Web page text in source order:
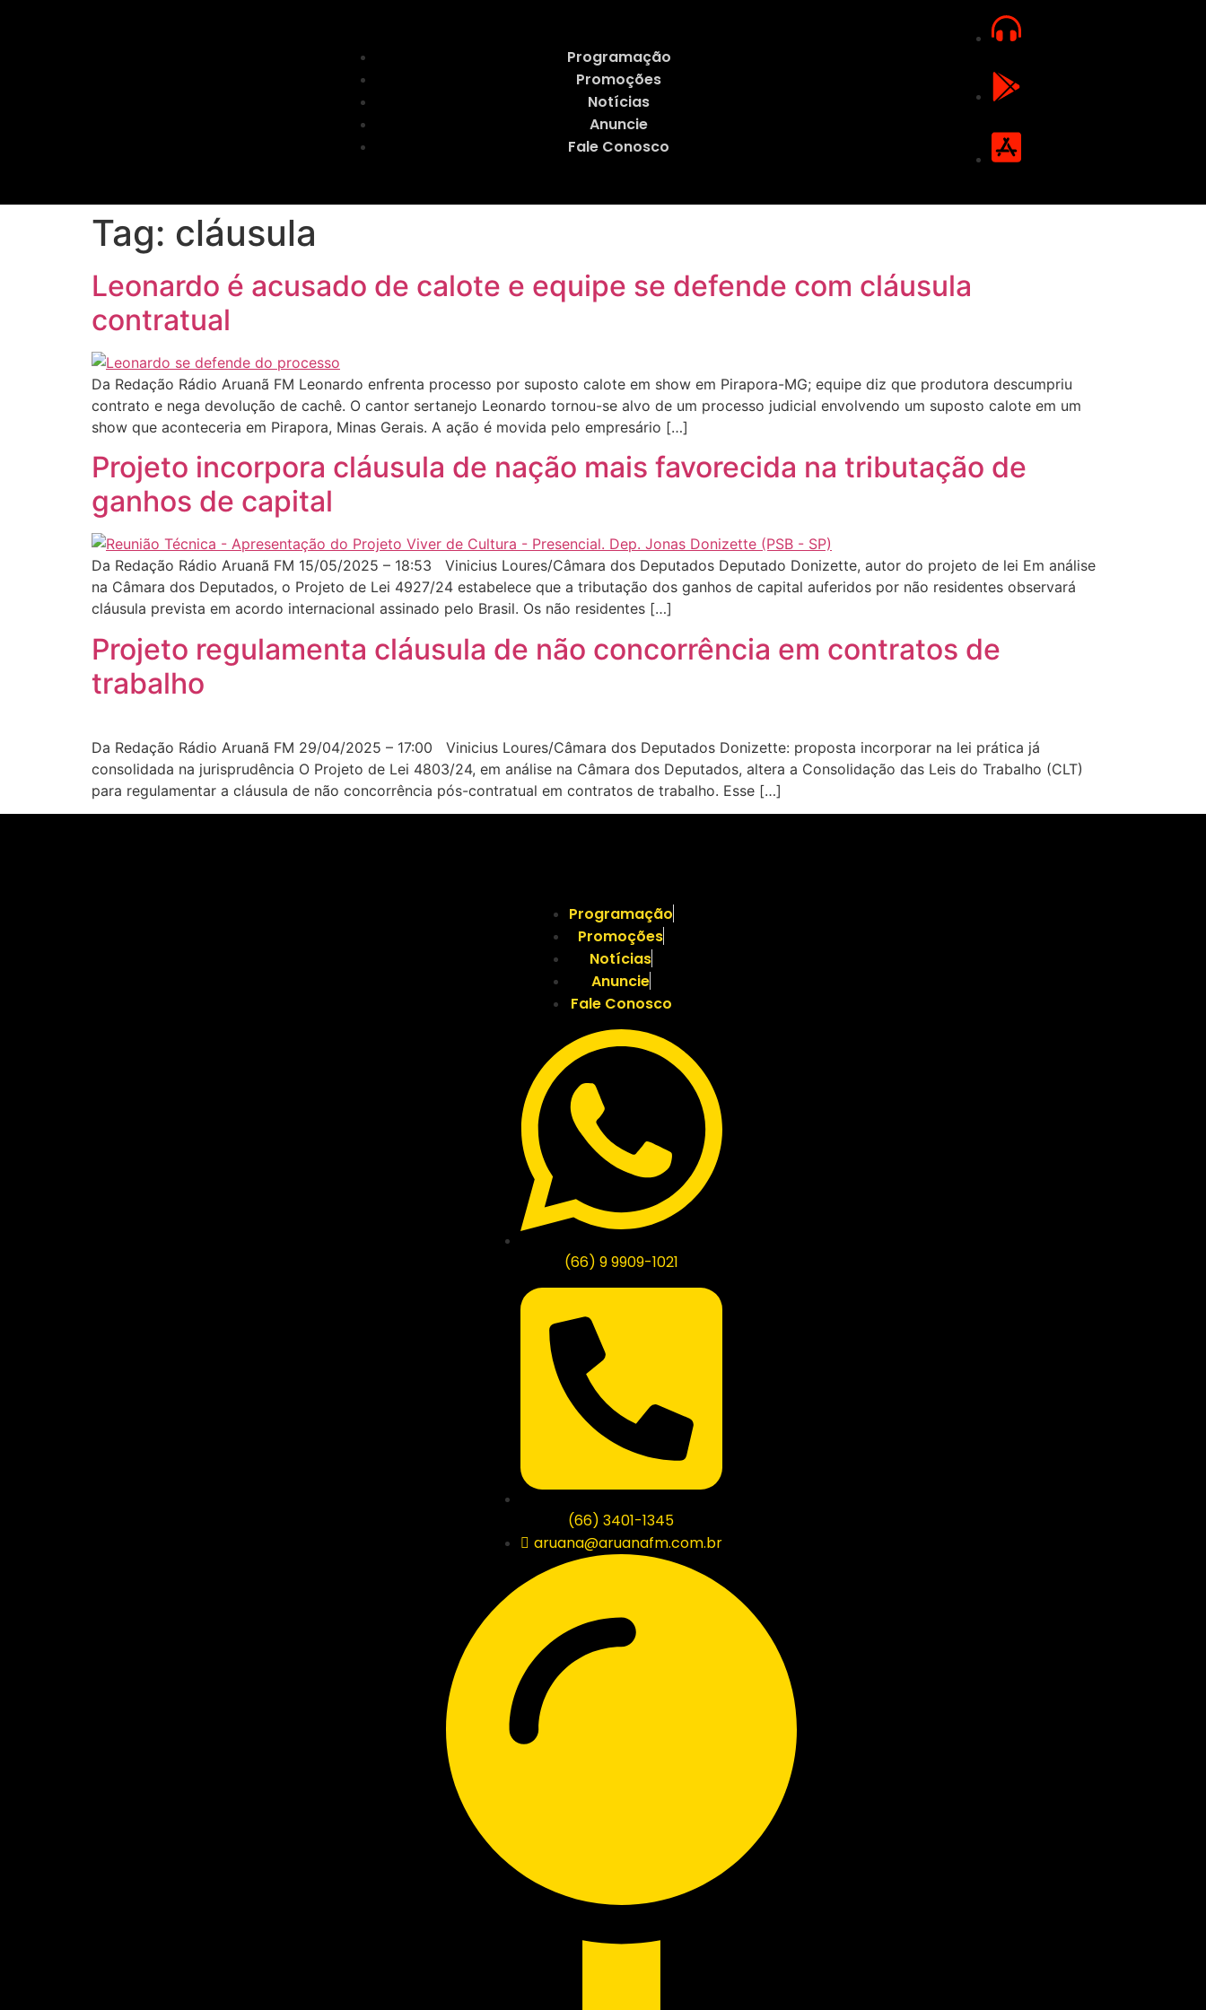
Programação
Promoções
Notícias
Anuncie
Fale Conosco
Tag: cláusula
Leonardo é acusado de calote e equipe se defende com cláusula
contratual
Da Redação Rádio Aruanã FM Leonardo enfrenta processo por suposto calote em show em Pirapora-MG; equipe diz que produtora descumpriu
contrato e nega devolução de cachê. O cantor sertanejo Leonardo tornou-se alvo de um processo judicial envolvendo um suposto calote em um
show que aconteceria em Pirapora, Minas Gerais. A ação é movida pelo empresário […]
Projeto incorpora cláusula de nação mais favorecida na tributação de
ganhos de capital
Da Redação Rádio Aruanã FM 15/05/2025 – 18:53 Vinicius Loures/Câmara dos Deputados Deputado Donizette, autor do projeto de lei Em análise
na Câmara dos Deputados, o Projeto de Lei 4927/24 estabelece que a tributação dos ganhos de capital auferidos por não residentes observará
cláusula prevista em acordo internacional assinado pelo Brasil. Os não residentes […]
Projeto regulamenta cláusula de não concorrência em contratos de
trabalho
Da Redação Rádio Aruanã FM 29/04/2025 – 17:00 Vinicius Loures/Câmara dos Deputados Donizette: proposta incorporar na lei prática já
consolidada na jurisprudência O Projeto de Lei 4803/24, em análise na Câmara dos Deputados, altera a Consolidação das Leis do Trabalho (CLT)
para regulamentar a cláusula de não concorrência pós-contratual em contratos de trabalho. Esse […]
Programação
Promoções
Notícias
Anuncie
Fale Conosco
(66) 9 9909-1021
(66) 3401-1345
aruana@aruanafm.com.br